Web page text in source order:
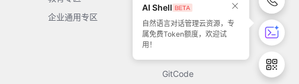
企业通用专区
51CTO
GitCode
AI Shell
自然语言对话管理云资源，专
属免费Token额度，欢迎试
用！